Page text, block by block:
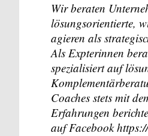
Wir beraten
lösungsorientierte,
agieren als
Als Expterinnen
spezialisiert auf
Coaches stets mit
Erfahrungen
auf Facebook